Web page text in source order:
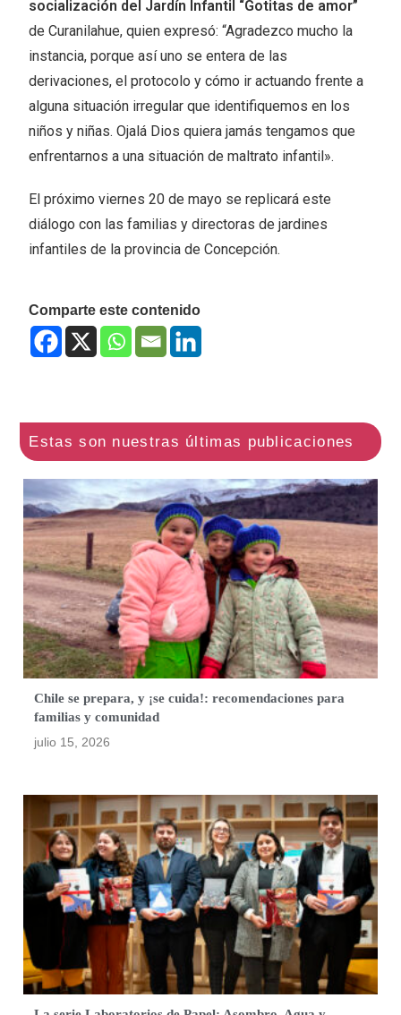
socialización del Jardín Infantil “Gotitas de amor”
de Curanilahue, quien expresó: “Agradezco mucho la
instancia, porque así uno se entera de las
derivaciones, el protocolo y cómo ir actuando frente a
alguna situación irregular que identifiquemos en los
niños y niñas. Ojalá Dios quiera jamás tengamos que
enfrentarnos a una situación de maltrato infantil».
El próximo viernes 20 de mayo se replicará este
diálogo con las familias y directoras de jardines
infantiles de la provincia de Concepción.
Comparte este contenido
Chile se prepara, y ¡se cuida!: recomendaciones para
familias y comunidad
julio 15, 2026